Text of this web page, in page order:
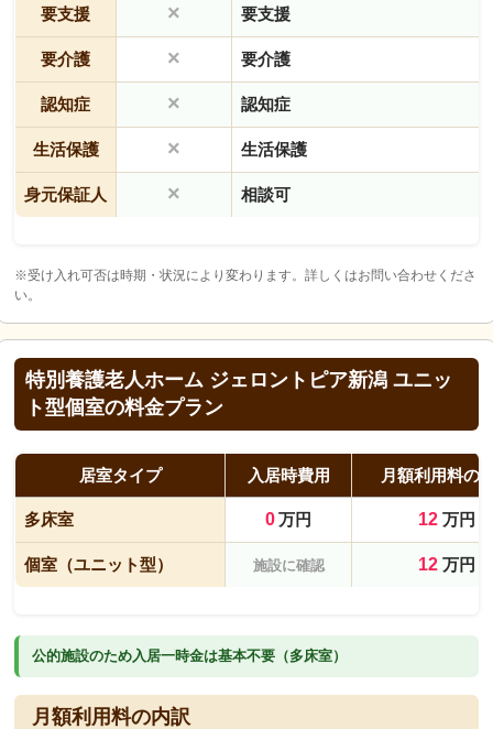
要支援 × 要支援
要介護 × 要介護
認知症 × 認知症
生活保護 × 生活保護
身元保証人 × 相談可
※受け入れ可否は時期・状況により変わります。詳しくはお問い合わせくださ
い。
特別養護老人ホーム ジェロントピア新潟 ユニッ
ト型個室の料金プラン
居室タイプ 入居時費用 月額利用料の
多床室 0万円 12万円
個室（ユニット型） 施設に確認 12万円
公的施設のため入居一時金は基本不要（多床室）
月額利用料の内訳